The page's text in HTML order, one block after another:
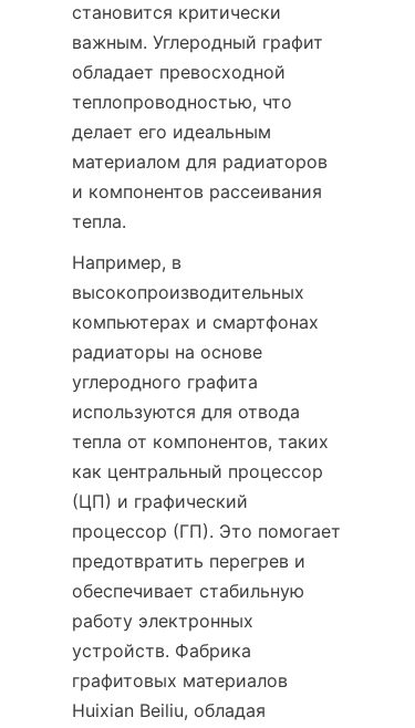
становится критически
важным. Углеродный графит
обладает превосходной
теплопроводностью, что
делает его идеальным
материалом для радиаторов
и компонентов рассеивания
тепла.
Например, в
высокопроизводительных
компьютерах и смартфонах
радиаторы на основе
углеродного графита
используются для отвода
тепла от компонентов, таких
как центральный процессор
(ЦП) и графический
процессор (ГП). Это помогает
предотвратить перегрев и
обеспечивает стабильную
работу электронных
устройств. Фабрика
графитовых материалов
Huixian Beiliu, обладая